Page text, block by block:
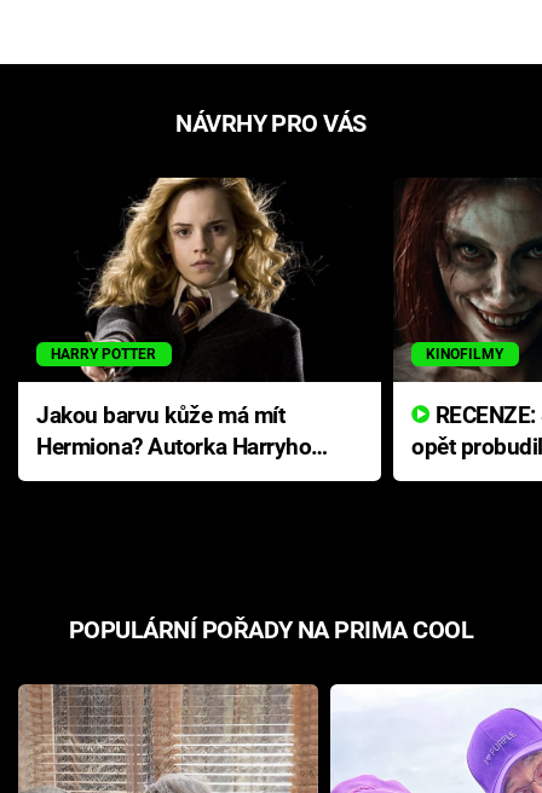
NÁVRHY PRO VÁS
HARRY POTTER
Jakou barvu kůže má mít
Hermiona? Autorka Harryho
Pottera přišla s ráznou
KINOFILMY
opět
přichází s
POPULÁRNÍ POŘADY NA PRIMA COOL